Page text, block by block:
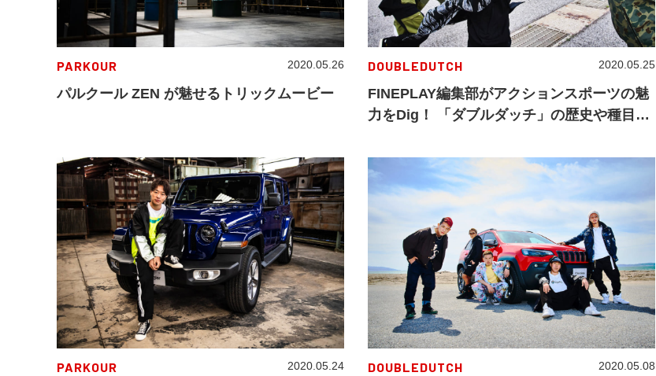
PARKOUR
パルクール ZEN が魅せるトリックムービー
2020.05.26 DOUBLEDUTCH
FINEPLAY編集部がアクションスポーツの魅
力をDig！ 「ダブルダッチ」の歴史や種目、
2020.05.25
PARKOUR 2020.05.24 DOUBLEDUTCH 2020.05.08